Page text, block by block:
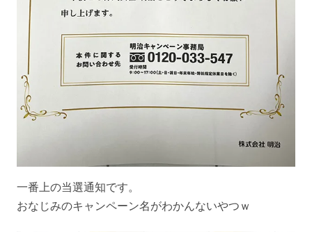
一番上の当選通知です。
おなじみのキャンペーン名がわかんないやつｗ